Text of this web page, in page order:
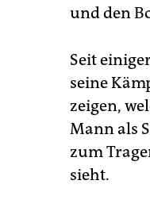
und den
Seit
seine
zeigen,
Mann als
zum
sieht.